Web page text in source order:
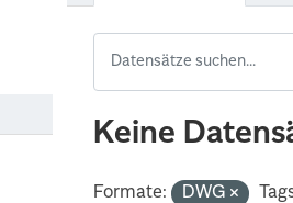
Keine
Formate: DWG